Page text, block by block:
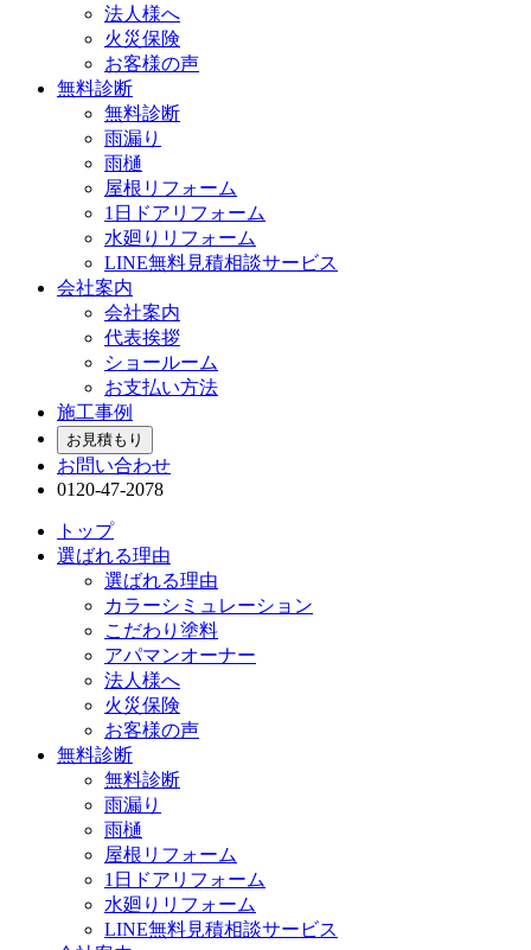
法人様へ
火災保険
お客様の声
無料診断
無料診断
雨漏り
雨樋
屋根リフォーム
1日ドアリフォーム
水廻りリフォーム
LINE無料見積相談サービス
会社案内
会社案内
代表挨拶
ショールーム
お支払い方法
施工事例
お見積もり
お問い合わせ
0120-47-2078
トップ
選ばれる理由
選ばれる理由
カラーシミュレーション
こだわり塗料
アパマンオーナー
法人様へ
火災保険
お客様の声
無料診断
無料診断
雨漏り
雨樋
屋根リフォーム
1日ドアリフォーム
水廻りリフォーム
LINE無料見積相談サービス